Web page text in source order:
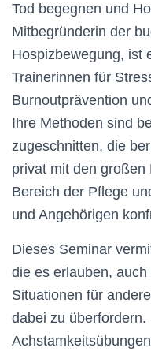
Tod begegnen und
Mitbegründerin der
Hospizbewegung, ist
Trainerinnen für
Burnoutprävention
Ihre Methoden sind
zugeschnitten, die
privat mit den großen
Bereich der Pflege
und Angehörigen
Dieses Seminar
die es erlauben,
Situationen für
dabei zu überfordern.